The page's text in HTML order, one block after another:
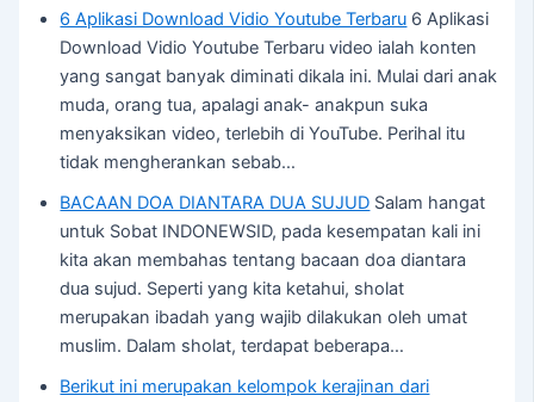
6 Aplikasi Download Vidio Youtube Terbaru 6 Aplikasi
Download Vidio Youtube Terbaru video ialah konten
yang sangat banyak diminati dikala ini. Mulai dari anak
muda, orang tua, apalagi anak- anakpun suka
menyaksikan video, terlebih di YouTube. Perihal itu
tidak mengherankan sebab…
BACAAN DOA DIANTARA DUA SUJUD Salam hangat
untuk Sobat INDONEWSID, pada kesempatan kali ini
kita akan membahas tentang bacaan doa diantara
dua sujud. Seperti yang kita ketahui, sholat
merupakan ibadah yang wajib dilakukan oleh umat
muslim. Dalam sholat, terdapat beberapa…
Berikut ini merupakan kelompok kerajinan dari